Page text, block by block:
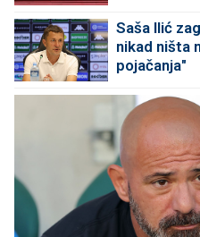
Saša Ilić
nikad ništa
pojačanja"